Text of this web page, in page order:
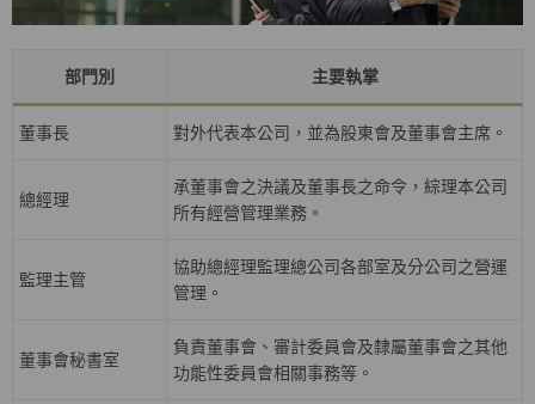
部門別 主要執掌
董事長 對外代表本公司，並為股東會及董事會主席。
總經理
承董事會之決議及董事長之命令，綜理本公司
所有經營管理業務。
監理主管
協助總經理監理總公司各部室及分公司之營運
管理。
董事會秘書室
負責董事會、審計委員會及隸屬董事會之其他
功能性委員會相關事務等。